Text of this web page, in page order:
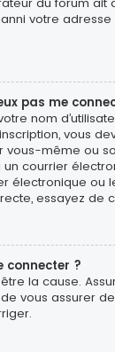
votre adresse
pas me
nom
vous
vous-même ou
un courrier
électronique ou
essayez de
connecter ?
la cause.
vous assurer